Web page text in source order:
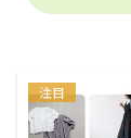
注目